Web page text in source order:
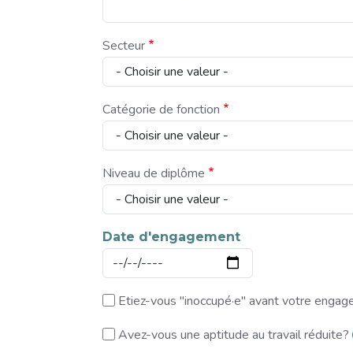
Secteur
Catégorie de fonction
Niveau de diplôme
Date d'engagement
Date
Etiez-vous "inoccupé·e" avant votre
Les catégories concernées sont :
Avez-vous une aptitude au travail réduite?